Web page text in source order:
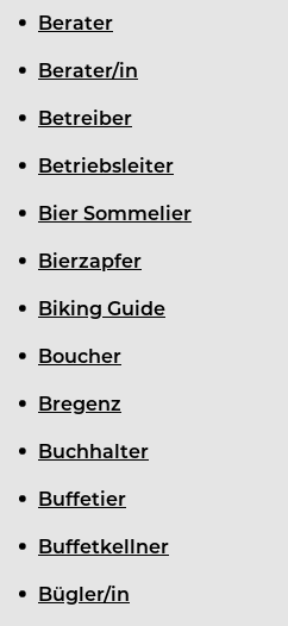
Berater
Berater/in
Betreiber
Betriebsleiter
Bier Sommelier
Bierzapfer
Biking Guide
Boucher
Bregenz
Buchhalter
Buffetier
Buffetkellner
Bügler/in